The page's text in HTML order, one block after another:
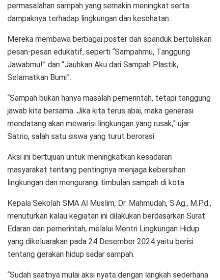
permasalahan sampah yang semakin meningkat serta
dampaknya terhadap lingkungan dan kesehatan.
Mereka membawa berbagai poster dan spanduk bertuliskan
pesan-pesan edukatif, seperti “Sampahmu, Tanggung
Jawabmu!” dan “Jauhkan Aku dari Sampah Plastik,
Selamatkan Bumi”.
“Sampah bukan hanya masalah pemerintah, tetapi tanggung
jawab kita bersama. Jika kita terus abai, maka generasi
mendatang akan mewarisi lingkungan yang rusak,” ujar
Satrio, salah satu siswa yang turut berorasi.
Aksi ini bertujuan untuk meningkatkan kesadaran
masyarakat tentang pentingnya menjaga kebersihan
lingkungan dan mengurangi timbulan sampah di kota.
Kepala Sekolah SMA Al Muslim, Dr. Mahmudah, S.Ag., M.Pd.,
menuturkan kalau kegiatan ini dilakukan berdasarkan Surat
Edaran dari pemerintah, melalui Mentri Lingkungan Hidup
yang dikeluarakan pada 24 Desember 2024 yaitu berisi
tentang gerakan hidup sadar sampah.
“Sudah saatnya mulai aksi nyata dengan langkah sederhana